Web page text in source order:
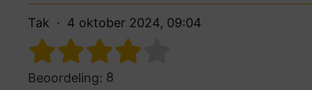
Tak 4 oktober 2024, 09:04
Beoordeling: 8